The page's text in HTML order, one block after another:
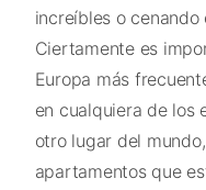
increíbles o
Ciertamente es
Europa más
en cualquiera de los
otro lugar del
apartamentos que